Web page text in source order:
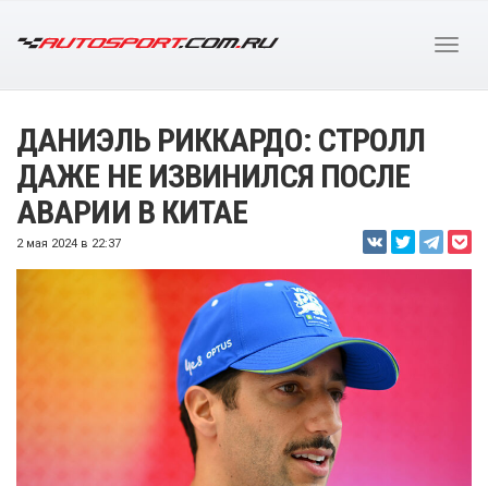
ДАНИЭЛЬ РИККАРДО: СТРОЛЛ
ДАЖЕ НЕ ИЗВИНИЛСЯ ПОСЛЕ
АВАРИИ В КИТАЕ
2 мая 2024 в 22:37